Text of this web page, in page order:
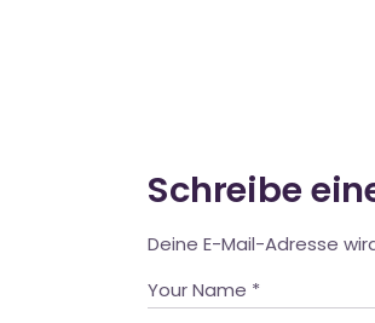
Schreibe
Deine E-Mail-Adresse